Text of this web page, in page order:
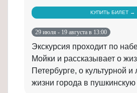
КУПИТЬ БИЛЕТ →
29 июля - 19 августа в 13:00
Экскурсия проходит по
Мойки и рассказывает о
Петербурге, о культурной и
жизни города в пушкинскую